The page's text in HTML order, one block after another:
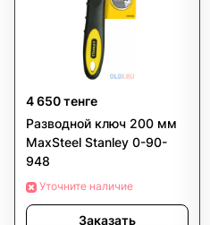
4 650 тенге
Разводной ключ 200 мм
MaxSteel Stanley 0-90-
948
Уточните наличие
Заказать